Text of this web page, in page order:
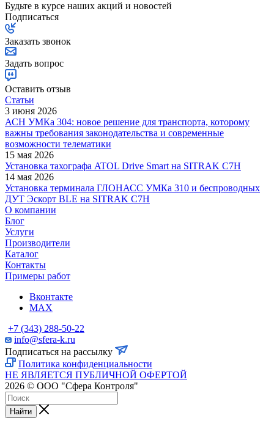
Будьте в курсе наших акций и новостей
Подписаться
Заказать звонок
Задать вопрос
Оставить отзыв
Статьи
3 июня 2026
АСН УМКа 304: новое решение для транспорта, которому
важны требования законодательства и современные
возможности телематики
15 мая 2026
Установка тахографа ATOL Drive Smart на SITRAK C7H
14 мая 2026
Установка терминала ГЛОНАСС УМКа 310 и беспроводных
ДУТ Эскорт BLE на SITRAK C7H
О компании
Блог
Услуги
Производители
Каталог
Контакты
Примеры работ
Вконтакте
MAX
+7 (343) 288-50-22
info@sfera-k.ru
Подписаться на рассылку
Политика конфиденциальности
НЕ ЯВЛЯЕТСЯ ПУБЛИЧНОЙ ОФЕРТОЙ
2026 © ООО "Сфера Контроля"
Найти